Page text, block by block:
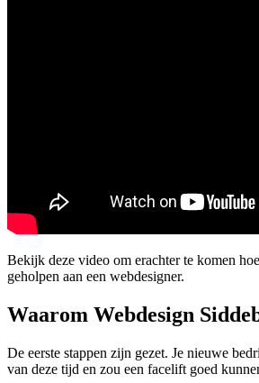
Bekijk deze video om erachter te komen
geholpen aan een webdesigner.
Waarom Webdesign
De eerste stappen zijn gezet. Je nieuwe
van deze tijd en zou een facelift goed